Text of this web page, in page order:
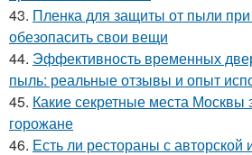
43. Пленка для защиты от пыли при
обезопасить свои вещи
44. Эффективность временных
пыль: реальные отзывы и опыт
45. Какие секретные места Москвы
горожане
46. Есть ли рестораны с авторской